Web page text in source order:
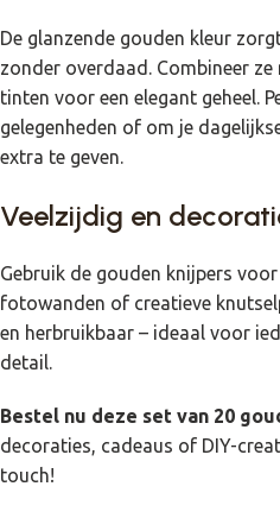
De glanzende gouden kleur
zonder overdaad. Combineer
tinten voor een elegant geheel.
gelegenheden of om je
extra te geven.
Veelzijdig en
Gebruik de gouden knijpers
fotowanden of creatieve
en herbruikbaar – ideaal voor
detail.
Bestel nu deze set van 20
decoraties, cadeaus of DIY-
touch!